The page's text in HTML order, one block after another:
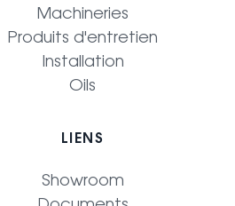
Machineries
Produits d'entretien
Installation
Oils
LIENS
Showroom